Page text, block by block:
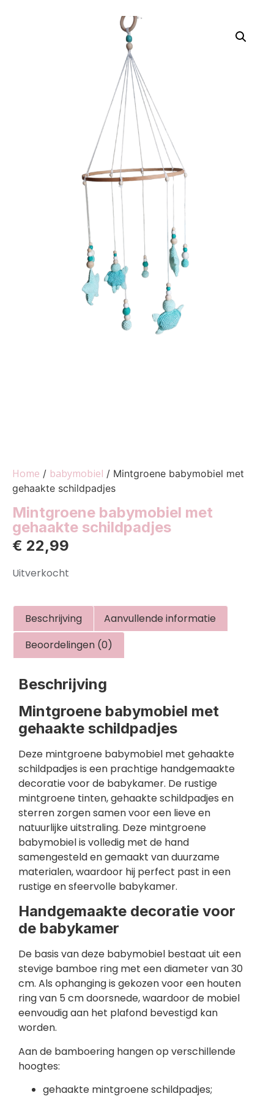
Home / babymobiel / Mintgroene babymobiel met
gehaakte schildpadjes
Mintgroene babymobiel met
gehaakte schildpadjes
€ 22,99
Uitverkocht
Beschrijving
Aanvullende informatie
Beoordelingen (0)
Beschrijving
Mintgroene babymobiel met
gehaakte schildpadjes
Deze mintgroene babymobiel met gehaakte
schildpadjes is een prachtige handgemaakte
decoratie voor de babykamer. De rustige
mintgroene tinten, gehaakte schildpadjes en
sterren zorgen samen voor een lieve en
natuurlijke uitstraling. Deze mintgroene
babymobiel is volledig met de hand
samengesteld en gemaakt van duurzame
materialen, waardoor hij perfect past in een
rustige en sfeervolle babykamer.
Handgemaakte decoratie voor
de babykamer
De basis van deze babymobiel bestaat uit een
stevige bamboe ring met een diameter van 30
cm. Als ophanging is gekozen voor een houten
ring van 5 cm doorsnede, waardoor de mobiel
eenvoudig aan het plafond bevestigd kan
worden.
Aan de bamboering hangen op verschillende
hoogtes:
gehaakte mintgroene schildpadjes;